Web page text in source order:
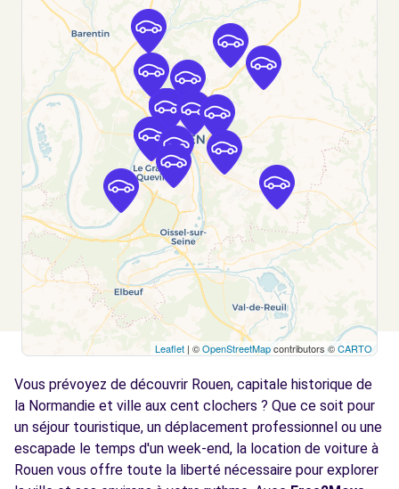
19 BOULEVARD DE VERDUN
ROUEN, 76000
Voir l'agence
Free2Move Rent - GARAGE DE L'AVENUE -
SOTTEVILLE-LES-ROUEN (C)
3.5
km
157 AVENUE DU 14 JUILLET
SOTTEVILLE-LES-ROUEN, 76300
Voir l'agence
Free2move Rent - S&You - LE GRAND
QUEVILLY (P)
RUE ANTOINE DE LAVOISIER
LE GRAND QUEVILLY, FR-76, 76120
Voir l'agence
Free2move Rent - S&You - LE GRAND
QUEVILLY (C)
4.0
km
Leaflet | ©OpenStreetMapcontributors ©CARTO
Vous prévoyez de découvrir Rouen, capitale historique de
la Normandie et ville aux cent clochers ? Que ce soit pour
un séjour touristique, un déplacement professionnel ou une
escapade le temps d'un week-end, la location de voiture à
Rouen vous offre toute la liberté nécessaire pour explorer